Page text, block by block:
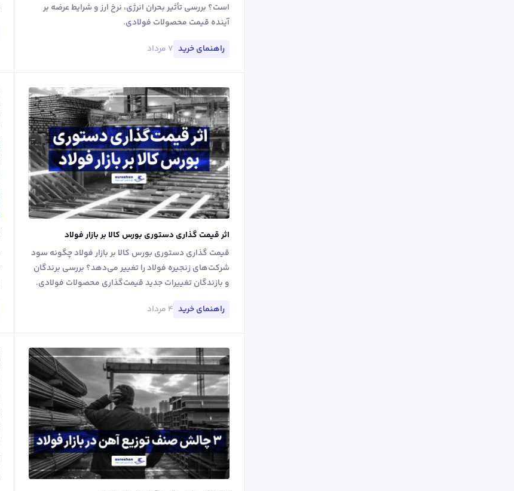
است؟ بررسی تأثیر بحران انرژی، نرخ ارز و شرایط عرضه بر
آینده قیمت محصولات فولادی.
راهنمای خرید ۷ مرداد
اثر قیمت گذاری دستوری بورس کالا بر بازار فولاد
قیمت گذاری دستوری بورس کالا بر بازار فولاد چگونه سود
شرکت‌های زنجیره فولاد را تغییر می‌دهد؟ بررسی برندگان
و بازندگان تغییرات جدید قیمت‌گذاری محصولات فولادی.
راهنمای خرید ۴ مرداد